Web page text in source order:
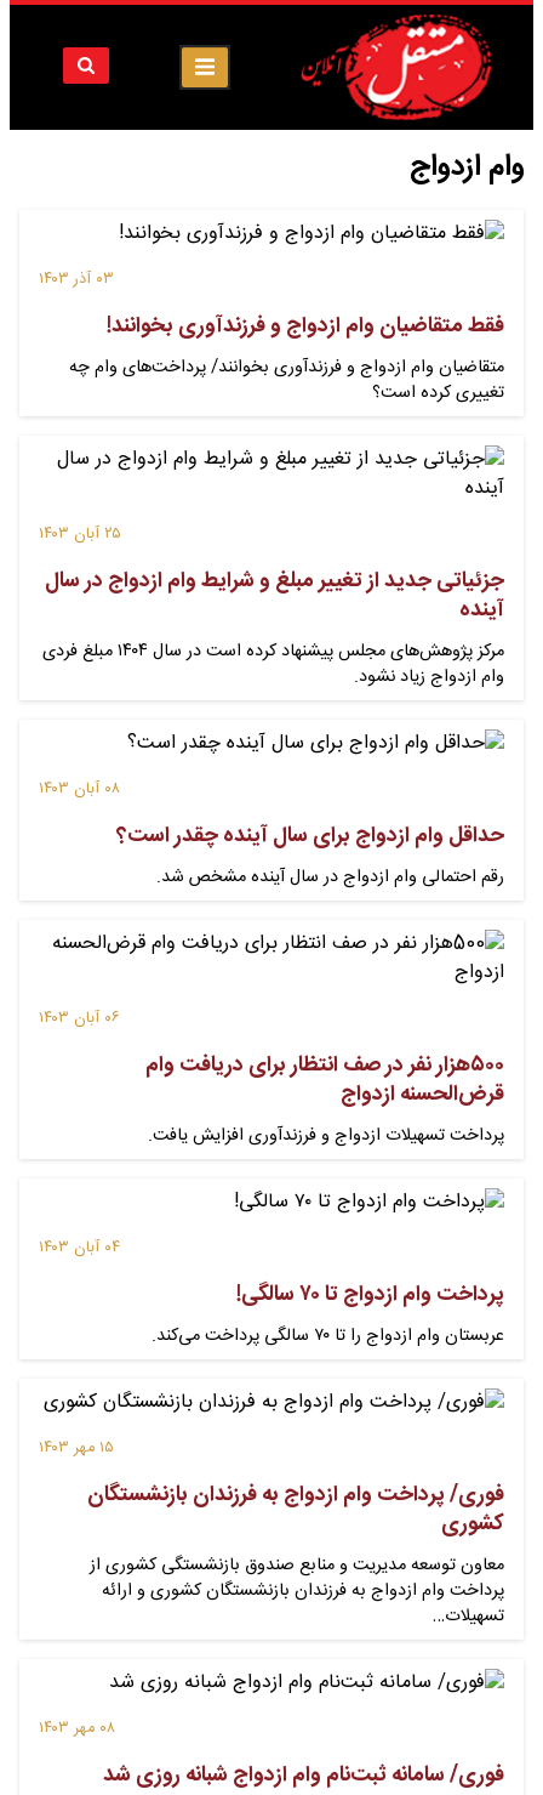
وام ازدواج
۰۳ آذر ۱۴۰۳
فقط متقاضیان وام ازدواج و فرزندآوری بخوانند!
متقاضیان وام ازدواج و فرزندآوری بخوانند/ پرداخت‌های وام چه
تغییری کرده است؟
۲۵ آبان ۱۴۰۳
جزئیاتی جدید از تغییر مبلغ و شرایط وام ازدواج در سال
آینده
مرکز پژوهش‌های مجلس پیشنهاد کرده است در سال ۱۴۰۴ مبلغ فردی
وام ازدواج زیاد نشود.
۰۸ آبان ۱۴۰۳
حداقل وام ازدواج برای سال آینده چقدر است؟
رقم احتمالی وام ازدواج در سال آینده مشخص شد.
۰۶ آبان ۱۴۰۳
۵۰۰هزار نفر در صف انتظار برای دریافت وام
قرض‌الحسنه ازدواج
پرداخت تسهیلات ازدواج و فرزندآوری افزایش یافت.
۰۴ آبان ۱۴۰۳
پرداخت وام ازدواج تا ۷۰ سالگی!
عربستان وام ازدواج را تا ۷۰ سالگی پرداخت می‌کند.
۱۵ مهر ۱۴۰۳
فوری/ پرداخت وام ازدواج به فرزندان بازنشستگان
کشوری
معاون توسعه مدیریت و منابع صندوق بازنشستگی کشوری از
پرداخت وام ازدواج به فرزندان بازنشستگان کشوری و ارائه
تسهیلات…
۰۸ مهر ۱۴۰۳
فوری/ سامانه ثبت‌نام وام ازدواج شبانه روزی شد